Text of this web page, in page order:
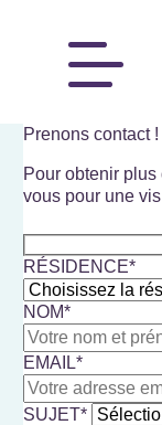
Prenons contact !
Pour obtenir plus
vous pour une
RÉSIDENCE*
NOM*
EMAIL*
SUJET*